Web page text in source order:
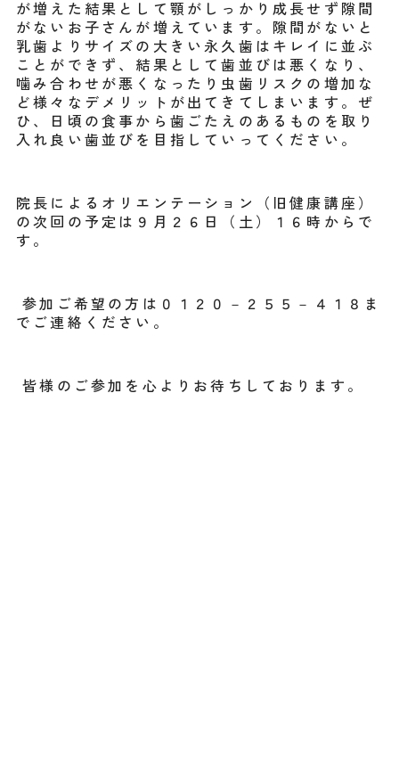
が増えた結果として顎がしっかり成長せず隙間
がないお子さんが増えています。隙間がないと
乳歯よりサイズの大きい永久歯はキレイに並ぶ
ことができず、結果として歯並びは悪くなり、
噛み合わせが悪くなったり虫歯リスクの増加な
ど様々なデメリットが出てきてしまいます。ぜ
ひ、日頃の食事から歯ごたえのあるものを取り
入れ良い歯並びを目指していってください。
院長によるオリエンテーション（旧健康講座）
の次回の予定は９月２６日（土）１６時からで
す。
参加ご希望の方は０１２０－２５５－４１８ま
でご連絡ください。
皆様のご参加を心よりお待ちしております。